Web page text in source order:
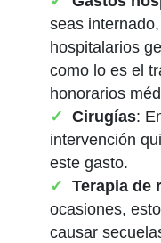
seas
hospitalarios
como lo es el
honorarios
Cirugías:
intervención
este gasto.
Terapia de
ocasiones,
causar